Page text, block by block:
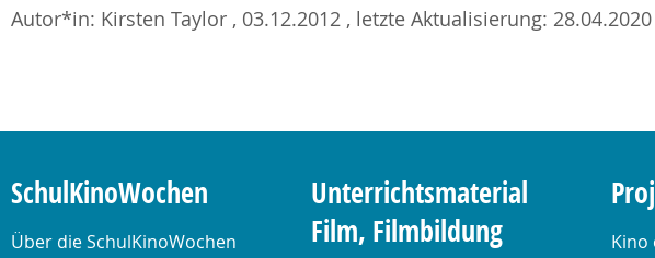
Autor*in: Kirsten Taylor , 03.12.2012 , letzte Aktualisierung: 28.04.2020
SchulKinoWochen
Über die SchulKinoWochen
Unterrichtsmaterial
Film, Filmbildung
Kino